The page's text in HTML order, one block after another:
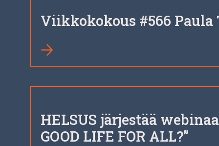
Viikkokokous #566
HELSUS järjestää
GOOD LIFE FOR ALL?”